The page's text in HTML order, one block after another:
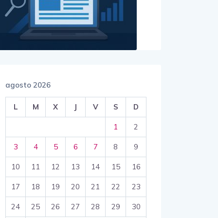
agosto 2026
L M X J V S D
1 2
3 4 5 6 7 8 9
10 11 12 13 14 15 16
17 18 19 20 21 22 23
24 25 26 27 28 29 30